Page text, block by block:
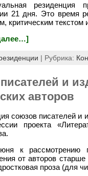
резиденция
21 дня. Это время
критическим текстом
| Рубрика:
и
авторов
союзов писателей и
проекта
к рассмотрению
от авторов
проза (для